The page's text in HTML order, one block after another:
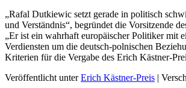
„Rafal Dutkiewic setzt gerade in politisch
und Verständnis“, begründet die Vorsitzende
„Er ist ein wahrhaft europäischer Politiker mit
Verdiensten um die deutsch-polnischen
Kriterien für die Vergabe des Erich Kästner-
Veröffentlicht unter Erich Kästner-Preis |